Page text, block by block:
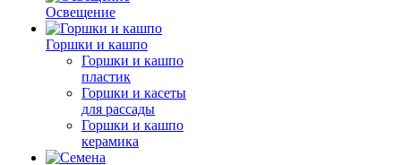
Освещение
Горшки и кашпо
Горшки и кашпо
пластик
Горшки и касеты
для рассады
Горшки и кашпо
керамика